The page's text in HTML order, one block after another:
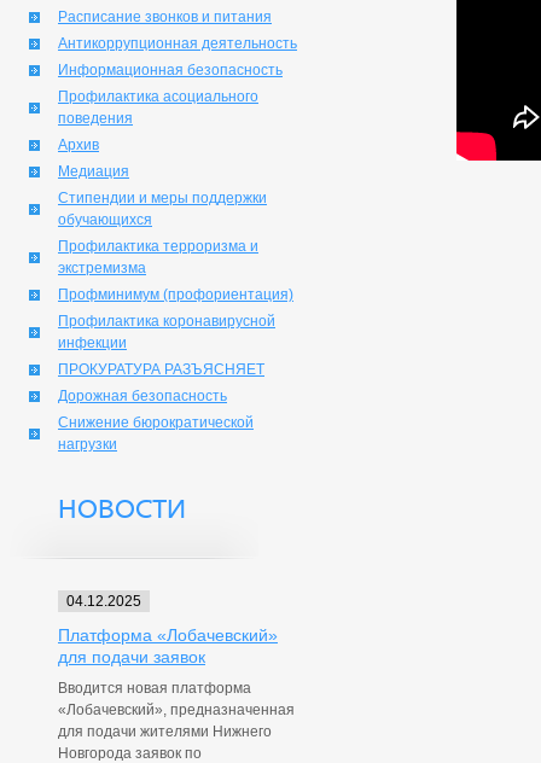
Расписание звонков и питания
Антикоррупционная деятельность
Информационная безопасность
Профилактика асоциального
поведения
Архив
Медиация
Стипендии и меры поддержки
обучающихся
Профилактика терроризма и
экстремизма
Профминимум (профориентация)
Профилактика коронавирусной
инфекции
ПРОКУРАТУРА РАЗЪЯСНЯЕТ
Дорожная безопасность
Снижение бюрократической
нагрузки
НОВОСТИ
04.12.2025
Платформа «Лобачевский»
для подачи заявок
Вводится новая платформа
«Лобачевский», предназначенная
для подачи жителями Нижнего
Новгорода заявок по